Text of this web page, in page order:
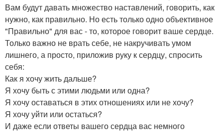
Вам будут давать множество наставлений, говорить, как
нужно, как правильно. Но есть только одно объективное
"Правильно" для вас - то, которое говорит ваше сердце.
Только важно не врать себе, не накручивать умом
лишнего, а просто, приложив руку к сердцу, спросить
себя:
Как я хочу жить дальше?
Я хочу быть с этими людьми или одна?
Я хочу оставаться в этих отношениях или не хочу?
Я хочу уйти или остаться?
И даже если ответы вашего сердца вас немного